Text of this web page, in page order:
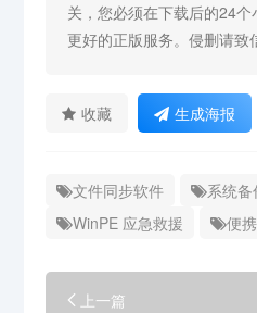
关，您必须在下载后的24
更好的正版服务。侵删请
收藏 生成海报
文件同步软件 系统
WinPE 应急救援
便
上一篇